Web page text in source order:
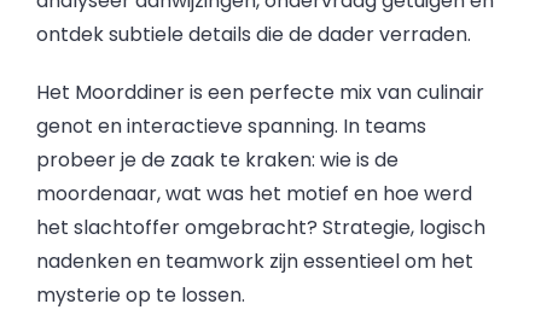
ontdek subtiele details die de dader verraden.
Het Moorddiner is een perfecte mix van culinair
genot en interactieve spanning. In teams
probeer je de zaak te kraken: wie is de
moordenaar, wat was het motief en hoe werd
het slachtoffer omgebracht? Strategie, logisch
nadenken en teamwork zijn essentieel om het
mysterie op te lossen.